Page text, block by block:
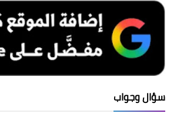
سؤال وجواب